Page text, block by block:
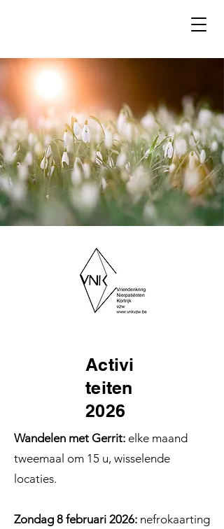
Activi
teiten
2026
Wandelen met Gerrit: elke maand
tweemaal om 15 u, wisselende
locaties.
Zondag 8 februari 2026: nefrokaarting